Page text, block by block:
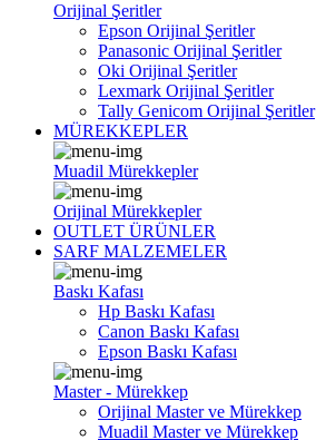
Orijinal Şeritler
Epson Orijinal Şeritler
Panasonic Orijinal Şeritler
Oki Orijinal Şeritler
Lexmark Orijinal Şeritler
Tally Genicom Orijinal Şeritler
MÜREKKEPLER
Muadil Mürekkepler
Orijinal Mürekkepler
OUTLET ÜRÜNLER
SARF MALZEMELER
Baskı Kafası
Hp Baskı Kafası
Canon Baskı Kafası
Epson Baskı Kafası
Master - Mürekkep
Orijinal Master ve Mürekkep
Muadil Master ve Mürekkep